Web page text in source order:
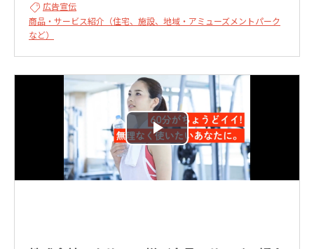
広告宣伝
商品・サービス紹介（住宅、施設、地域・アミューズメントパーク
など）